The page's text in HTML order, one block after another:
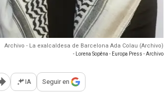
Archivo - La exalcaldesa de Barcelona Ada Colau (Archivo)
- Lorena Sopêna - Europa Press - Archivo
Abrir opciones para compartir
IA Seguir en